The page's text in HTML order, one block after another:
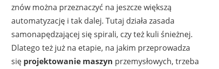
znów można przeznaczyć na jeszcze większą
automatyzację i tak dalej. Tutaj działa zasada
samonapędzającej się spirali, czy też kuli śnieżnej.
Dlatego też już na etapie, na jakim przeprowadza
się projektowanie maszyn przemysłowych, trzeba